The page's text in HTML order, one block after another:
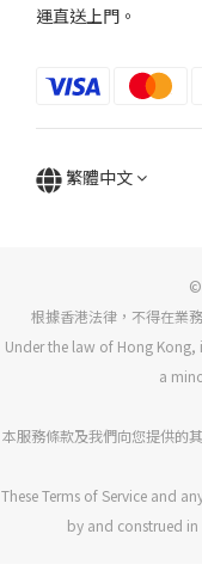
運直送上門。
繁體中文
©
根據香港法律，不得在業
Under the law of Hong
a
本服務條款及我們向您提供的
These Terms of Service and
by and construed